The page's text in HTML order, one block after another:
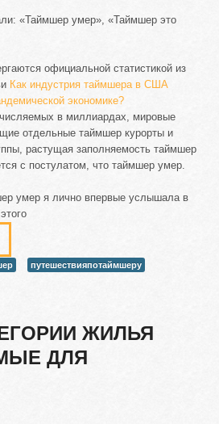
«Таймшер умер», «Таймшер это
официальной статистикой из
Как индустрия таймшера в США
экономике?
в миллиардах, мировые
отдельные таймшер курорты и
растущая заполняемость таймшер
с постулатом, что таймшер умер.
умер я лично впервые услышала в
путешествияпотаймшеру
ЖИЛЬЯ
ДЛЯ